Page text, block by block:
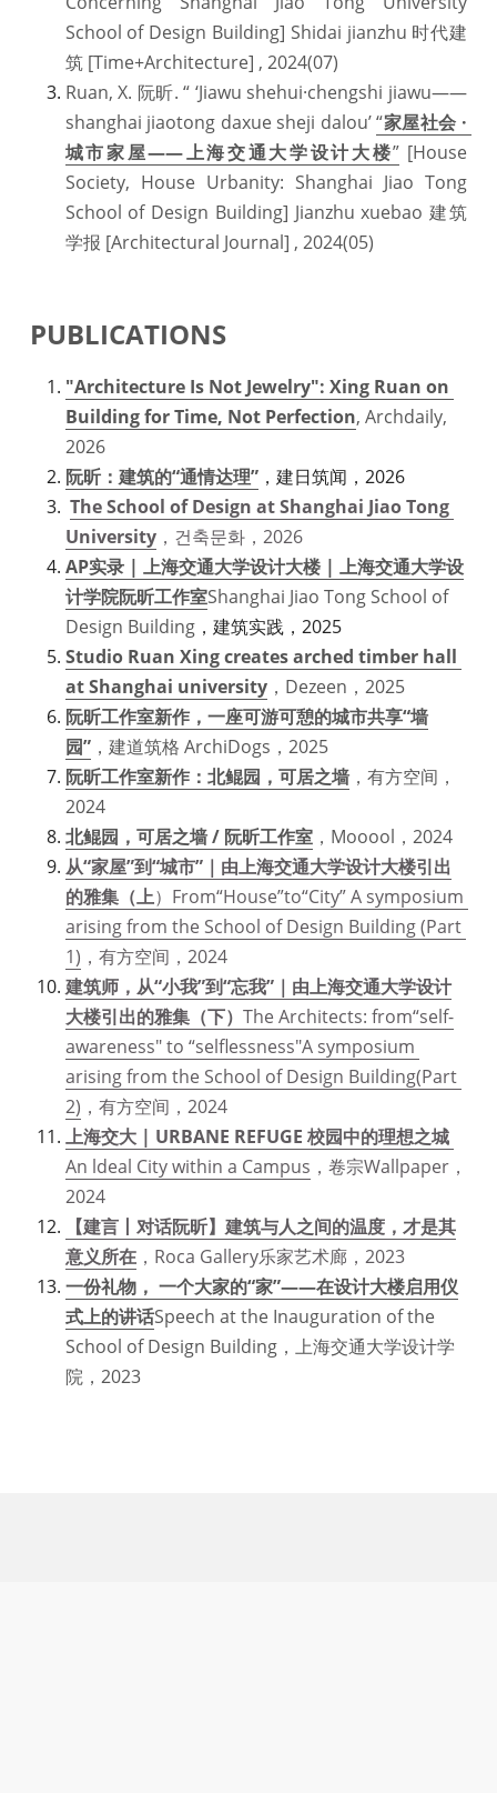
School of Design Building] Shidai jianzhu 时代建
筑 [Time+Architecture] , 2024(07)
Ruan, X. 阮昕. “ ‘Jiawu shehui·chengshi jiawu——
shanghai jiaotong daxue sheji dalou’ “家屋社会 ·
城市家屋——上海交通大学设计大楼” [House
Society, House Urbanity: Shanghai Jiao Tong
School of Design Building] Jianzhu xuebao 建筑
学报 [Architectural Journal] , 2024(05)
PUBLICATIONS
"Architecture Is Not Jewelry": Xing Ruan on
Building for Time, Not Perfection, Archdaily,
2026
阮昕：建筑的“通情达理”，建日筑闻，2026
The School of Design at Shanghai Jiao Tong
University，건축문화，2026
AP实录 | 上海交通大学设计大楼 | 上海交通大学设
计学院阮昕工作室Shanghai Jiao Tong School of
Design Building，建筑实践，2025
Studio Ruan Xing creates arched timber hall
at Shanghai university，Dezeen，2025
阮昕工作室新作，一座可游可憩的城市共享“墙
园”，建道筑格 ArchiDogs，2025
阮昕工作室新作：北鲲园，可居之墙，有方空间，
2024
北鲲园，可居之墙 / 阮昕工作室，Mooool，2024
从“家屋”到“城市”｜由上海交通大学设计大楼引出
的雅集（上）From“House”to“City” A symposium
arising from the School of Design Building (Part
1) ，有方空间，2024
建筑师，从“小我”到“忘我”｜由上海交通大学设计
大楼引出的雅集（下） The Architects: from“self-
awareness" to “selflessness"A symposium
arising from the School of Design Building(Part
2) ，有方空间，2024
上海交大 | URBANE REFUGE 校园中的理想之城
An ldeal City within a Campus ，卷宗Wallpaper，
2024
【建言丨对话阮昕】建筑与人之间的温度，才是其
意义所在，Roca Gallery乐家艺术廊，2023
一份礼物， 一个大家的“家”——在设计大楼启用仪
式上的讲话Speech at the Inauguration of the
School of Design Building，上海交通大学设计学
院，2023